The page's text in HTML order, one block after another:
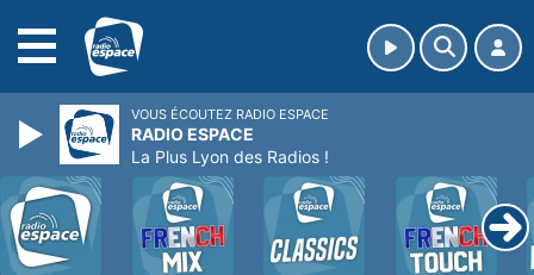
VOUS ÉCOUTEZ RADIO ESPACE
RADIO ESPACE
La Plus Lyon des Radios !